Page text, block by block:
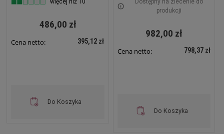
zamkiem NRL 12E Z
więcej niż 10
486,00 zł
Cena netto: 395,12 zł
Do Koszyka
Dostępny na zlecenie do
produkcji
982,00 zł
Cena netto: 798,37 zł
Do Koszyka